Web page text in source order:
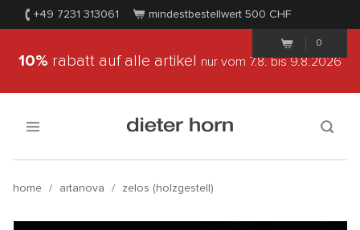
+49 7231 313061 mindestbestellwert 500 CHF
0
10% rabatt auf alle artikel nur vom 7.8.bis 9.8.2026
home / artanova / zelos (holzgestell)